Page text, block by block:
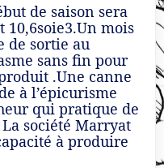
de saison sera
mois
de sortie au
sans fin pour
.Une canne
à l’épicurisme
qui pratique de
société Marryat
à produire